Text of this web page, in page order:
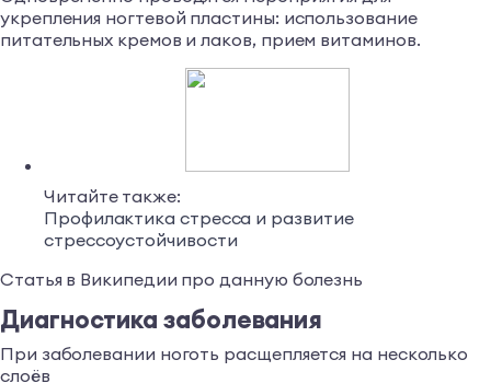
укрепления ногтевой пластины: использование
питательных кремов и лаков, прием витаминов.
Читайте также:
Профилактика стресса и развитие
стрессоустойчивости
Статья в Википедии про данную болезнь
Диагностика заболевания
При заболевании ноготь расщепляется на несколько
слоёв